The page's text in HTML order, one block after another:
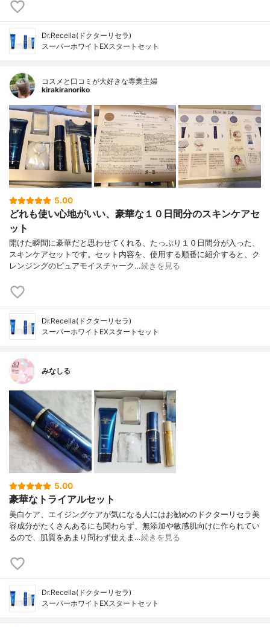
Dr.Recella(ドクターリセラ)
スーパーホワイトEXスタートセット
コスメと口コミが大好きな専業主婦
kirakiranoriko
5.00
どれも使い心地がいい、豪華な１０日間分のスキンケアセ
ット
開けた瞬間に豪華だと思わせてくれる、たっぷり１０日間分が入った、
スキンケアセットです。セット内容を、使用する順番に紹介すると、ク
レンジングのピュアモイスチャーク…続きを見る
Dr.Recella(ドクターリセラ)
スーパーホワイトEXスタートセット
みなしる
5.00
豪華なトライアルセット
美白ケア、エイジングケアが気になる人にはお勧めのドクターリセラ美
容成分がたくさんあるにも関わらず、無添加や敏感肌向けに作られてい
るので、肌質をあまり問わず使えま…続きを見る
Dr.Recella(ドクターリセラ)
スーパーホワイトEXスタートセット